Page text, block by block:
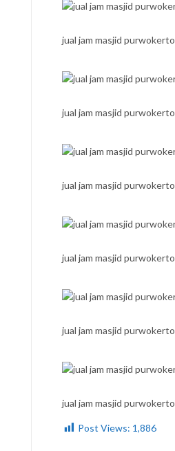
jual jam masjid purwokerto
jual jam masjid purwokerto
jual jam masjid purwokerto
jual jam masjid purwokerto
jual jam masjid purwokerto
jual jam masjid purwokerto
Post Views: 1,886